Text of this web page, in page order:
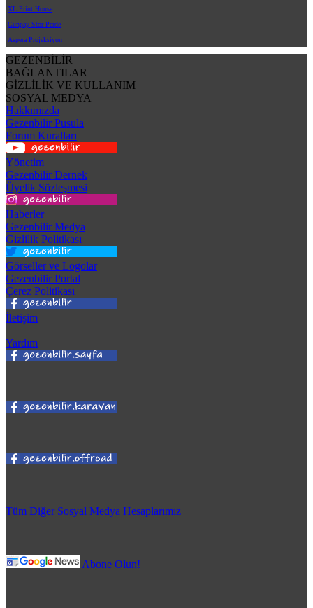
XL Print House
Günpay Stor Perde
Aspera Projeksiyon
GEZENBİLİR
BAĞLANTILAR
GİZLİLİK VE KULLANIM
SOSYAL MEDYA
Hakkımızda
Gezenbilir Pusula
Forum Kuralları
Yönetim
Gezenbilir Dernek
Üyelik Sözleşmesi
Haberler
Gezenbilir Medya
Gizlilik Politikası
Görseller ve Logolar
Gezenbilir Portal
Çerez Politikası
İletişim
Yardım
Tüm Diğer Sosyal Medya Hesaplarımız
Abone Olun!